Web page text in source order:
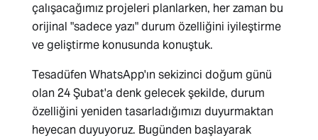
çalışacağımız projeleri planlarken, her zaman bu
orijinal "sadece yazı" durum özelliğini iyileştirme
ve geliştirme konusunda konuştuk.
Tesadüfen WhatsApp'ın sekizinci doğum günü
olan 24 Şubat'a denk gelecek şekilde, durum
özelliğini yeniden tasarladığımızı duyurmaktan
heyecan duyuyoruz. Bugünden başlayarak